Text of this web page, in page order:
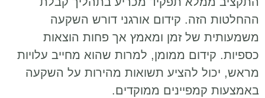
ההחלטות הזה. קידום אורגני דורש השקעה
משמעותית של זמן ומאמץ אך פחות הוצאות
כספיות. קידום ממומן, למרות שהוא מחייב עלויות
מראש, יכול להציע תשואות מהירות על השקעה
באמצעות קמפיינים ממוקדים.